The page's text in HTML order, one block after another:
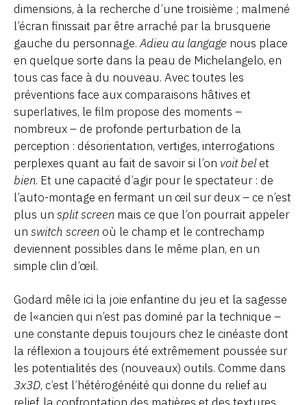
dimensions, à la recherche d’une troisième ; malmené
l’écran finissait par être arraché par la brusquerie
gauche du personnage.Adieu au langage nous place
en quelque sorte dans la peau de Michelangelo, en
tous cas face à du nouveau. Avec toutes les
préventions face aux comparaisons hâtives et
superlatives, le film propose des moments –
nombreux – de profonde perturbation de la
perception : désorientation, vertiges, interrogations
perplexes quant au fait de savoir si l’on voit bel et
bien. Et une capacité d’agir pour le spectateur : de
l’auto-montage en fermant un œil sur deux – ce n’est
plus un split screen mais ce que l’on pourrait appeler
un switch screen où le champ et le contrechamp
deviennent possibles dans le même plan, en un
simple clin d’œil.
Godard mêle ici la joie enfantine du jeu et la sagesse
de l«ancien qui n’est pas dominé par la technique –
une constante depuis toujours chez le cinéaste dont
la réflexion a toujours été extrêmement poussée sur
les potentialités des (nouveaux) outils. Comme dans
3x3D, c’est l’hétérogénéité qui donne du relief au